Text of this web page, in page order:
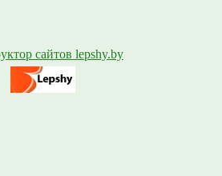
сайтов lepshy.by